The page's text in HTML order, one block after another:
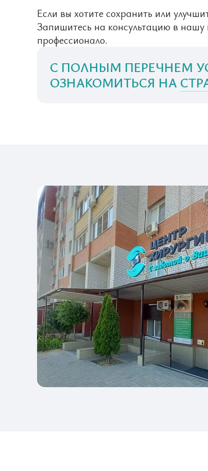
Если вы хотите сохранить или
Запишитесь на консультацию в нашу
профессионало.
С ПОЛНЫМ ПЕРЕЧНЕМ
ОЗНАКОМИТЬСЯ НА